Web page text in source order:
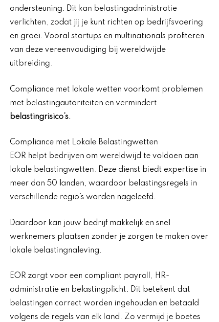
ondersteuning. Dit kan belastingadministratie
verlichten, zodat jij je kunt richten op bedrijfsvoering
en groei. Vooral startups en multinationals profiteren
van deze vereenvoudiging bij wereldwijde
uitbreiding.
Compliance met lokale wetten voorkomt problemen
met belastingautoriteiten en vermindert
belastingrisico’s.
Compliance met Lokale Belastingwetten
EOR helpt bedrijven om wereldwijd te voldoen aan
lokale belastingwetten. Deze dienst biedt expertise in
meer dan 50 landen, waardoor belastingsregels in
verschillende regio’s worden nageleefd.
Daardoor kan jouw bedrijf makkelijk en snel
werknemers plaatsen zonder je zorgen te maken over
lokale belastingnaleving.
EOR zorgt voor een compliant payroll, HR-
administratie en belastingplicht. Dit betekent dat
belastingen correct worden ingehouden en betaald
volgens de regels van elk land. Zo vermijd je boetes